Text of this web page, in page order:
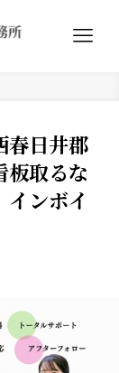
春日井郡
板取るな
ンボイ